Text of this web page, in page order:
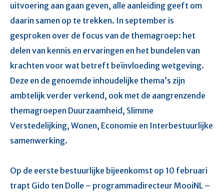
uitvoering aan gaan geven, alle aanleiding geeft om
daarin samen op te trekken. In september is
gesproken over de focus van de themagroep: het
delen van kennis en ervaringen en het bundelen van
krachten voor wat betreft beïnvloeding wetgeving.
Deze en de genoemde inhoudelijke thema’s zijn
ambtelijk verder verkend, ook met de aangrenzende
themagroepen Duurzaamheid, Slimme
Verstedelijking, Wonen, Economie en Interbestuurlijke
samenwerking.
Op de eerste bestuurlijke bijeenkomst op 10 februari
trapt Gido ten Dolle – programmadirecteur MooiNL –